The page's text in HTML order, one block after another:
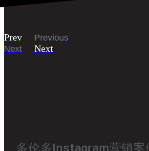
Prev
Previous
Next
Next
多伦多Instagram营销